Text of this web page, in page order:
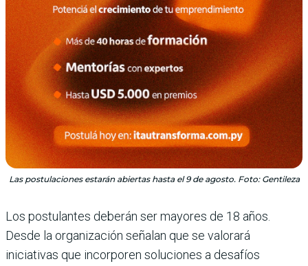
Las postulaciones estarán abiertas hasta el 9 de agosto. Foto: Gentileza
Los postulantes deberán ser mayores de 18 años.
Desde la organización señalan que se valorará
iniciativas que incorporen soluciones a desafíos